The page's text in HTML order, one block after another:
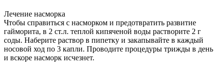
Лечение насморка
Чтобы справиться с насморком и предотвратить развитие
гайморита, в 2 ст.л. теплой кипяченой воды растворите 2 г
соды. Наберите раствор в пипетку и закапывайте в каждый
носовой ход по 3 капли. Проводите процедуры трижды в день
и вскоре насморк исчезнет.